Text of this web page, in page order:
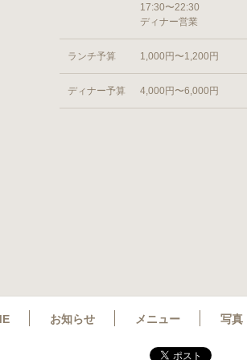
17:30〜22:30
ディナー営業
ランチ予算 1,000円〜1,200円
ディナー予算 4,000円〜6,000円
お知らせ メニュー 写真